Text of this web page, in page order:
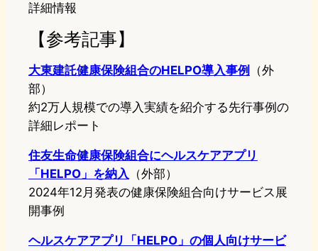
詳細情報
【参考記事】
大東建託健康保険組合のHELPO導入事例
（外
部）
約2万人規模での導入実績を紹介する先行事例の
詳細レポート
住友生命健康保険組合にヘルスケアアプリ
「HELPO」を納入 （外部）
2024年12月発表の健康保険組合向けサービス展
開事例
ヘルスケアアプリ「HELPO」の個人向けサービ